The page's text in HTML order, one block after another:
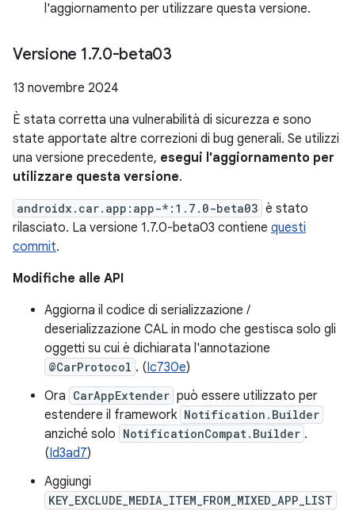
l'aggiornamento per utilizzare questa versione.
Versione 1.7.0-beta03
13 novembre 2024
È stata corretta una vulnerabilità di sicurezza e sono
state apportate altre correzioni di bug generali. Se utilizzi
una versione precedente, esegui l'aggiornamento per
utilizzare questa versione.
androidx.car.app:app-*:1.7.0-beta03 è stato
rilasciato. La versione 1.7.0-beta03 contiene questi
commit.
Modifiche alle API
Aggiorna il codice di serializzazione /
deserializzazione CAL in modo che gestisca solo gli
oggetti su cui è dichiarata l'annotazione
@CarProtocol . (Ic730e)
Ora CarAppExtender può essere utilizzato per
estendere il framework Notification.Builder
anziché solo NotificationCompat.Builder .
(Id3ad7)
Aggiungi
KEY_EXCLUDE_MEDIA_ITEM_FROM_MIXED_APP_LIST